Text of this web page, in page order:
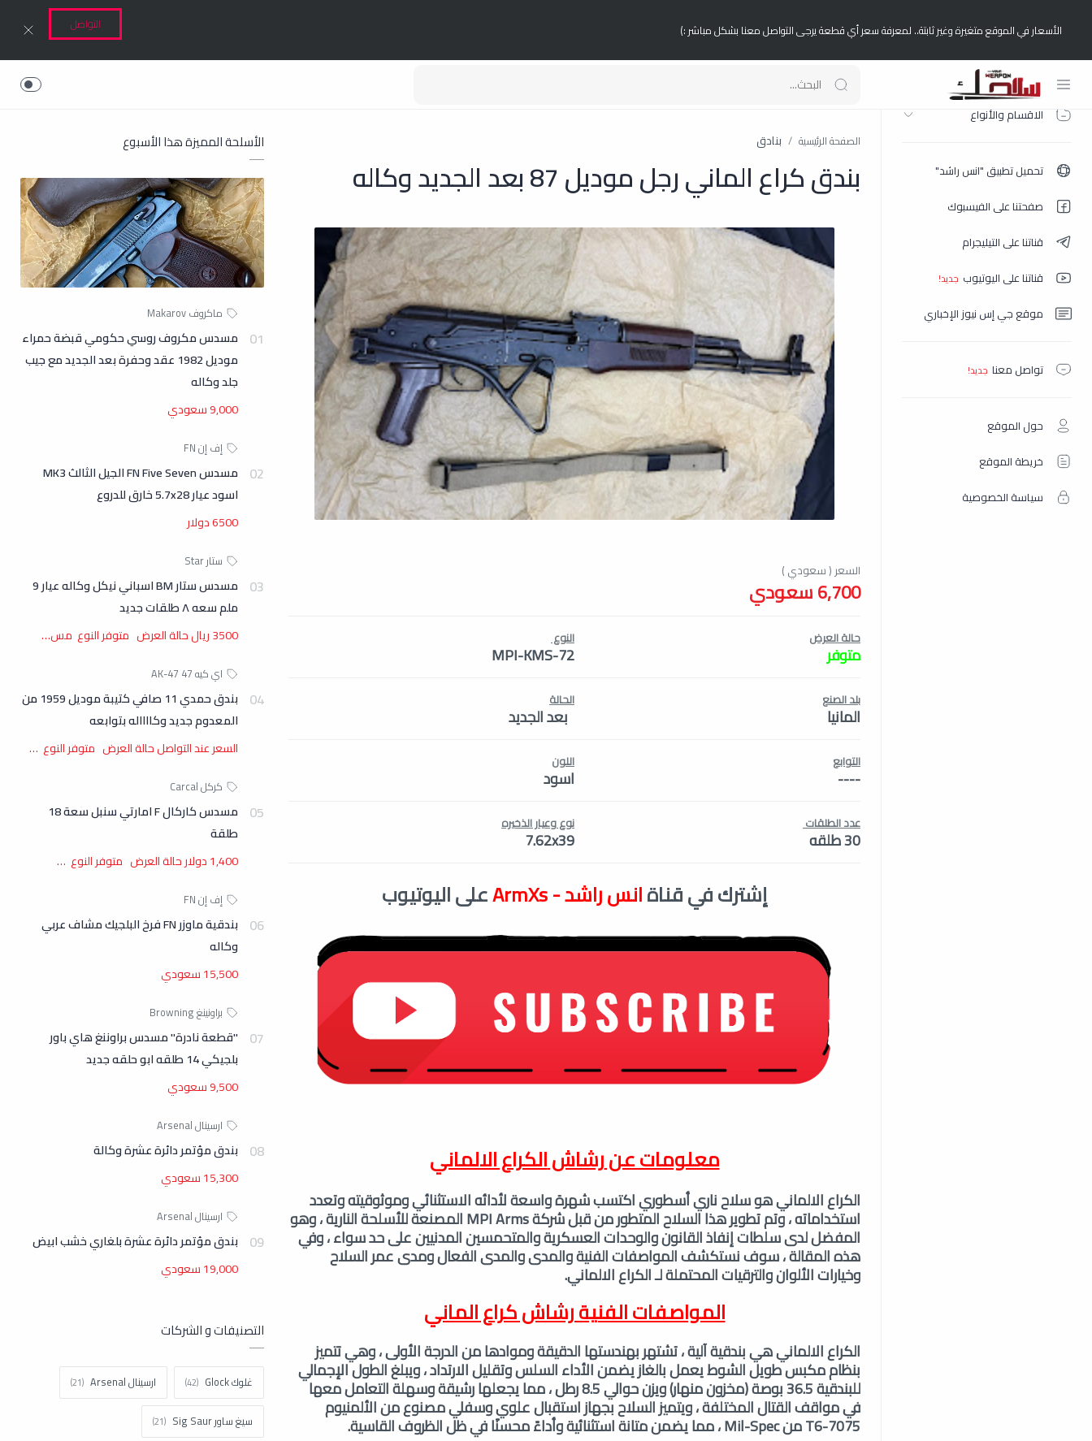
الأسعار في الموقع متغيرة وغير ثابتة.. لمعرفة سعر أي قطعة يرجى التواصل معنا بشكل مباشر :) التواصل
الصفحة الرئيسية
الاقسام والأنواع
تحميل تطبيق "انس راشد"
صفحتنا على الفيسبوك
قناتنا على التيليجرام
قناتنا على اليوتيوب
موقع جي إس نيوز الإخباري
تواصل معنا
حول الموقع
خريطة الموقع
سياسة الخصوصية
الصفحة الرئيسية بنادق
بندق كراع الماني رجل موديل 87 بعد الجديد وكاله
6,700 سعودي
حالة العرض
متوفر
النوع
MPI-KMS-72
بلد الصنع
المانيا
الحالة
بعد الجديد
التوابع
----
اللون
اسود
عدد الطلقات
30 طلقه
نوع وعيار الذخيره
7.62x39
إشترك في قناةانس راشد - ArmXs على اليوتيوب
معلومات عنرشاشالكراع الالماني
الكراع الالماني هو سلاح ناري أسطوري اكتسب شهرة واسعة لأدائه الاستثنائي وموثوقيته وتعدد
استخداماته ، وتم تطوير هذا السلاح المتطور من قبل شركة MPI Arms المصنعة للأسلحة النارية ، وهو
المفضل لدى سلطات إنفاذ القانون والوحدات العسكرية والمتحمسين المدنيين على حد سواء ، وفي
هذه المقالة ، سوف نستكشف المواصفات الفنية والمدى والمدى الفعال ومدى عمر السلاح
وخيارات الألوان والترقيات المحتملة لـ الكراع الالماني.
المواصفات الفنية رشاش كراع الماني
الكراع الالماني هي بندقية آلية ، تشتهر بهندستها الدقيقة وموادها من الدرجة الأولى ، وهي تتميز
بنظام مكبس طويل الشوط يعمل بالغاز يضمن الأداء السلس وتقليل الارتداد ، ويبلغ الطول الإجمالي
للبندقية 36.5 بوصة (مخزون منهار) ويزن حوالي 8.5 رطل ، مما يجعلها رشيقة وسهلة التعامل معها
في مواقف القتال المختلفة ، ويتميز السلاح بجهاز استقبال علوي وسفلي مصنوع من الألمنيوم
7075-T6 من Mil-Spec ، مما يضمن متانة استثنائية وأداءً محسنًا في ظل الظروف القاسية.
الأسلحة المميزة هذا الأسبوع
مسدس مكروف روسي حكومي قبضة حمراء
موديل 1982 عقد وحفرة بعد الجديد مع جيب
جلد وكاله
9,000 سعودي
مسدس FN Five Seven الجيل الثالث MK3
اسود عيار 5.7x28 خارق للدروع
6500 دولار
مسدس ستار BM اسباني نيكل وكاله عيار 9
ملم سعه ٨ طلقات جديد
3500 ريال حالة العرض متوفر النوع مس…
بندق حمدي 11 صافي كتيبة موديل 1959 من
المعدوم جديد وكااااله بتوابعه
السعر عند التواصل حالة العرض متوفر النوع …
مسدس كاركال F امارتي سنبل سعة 18
طلقة
1,400 دولار حالة العرض متوفر النوع …
بندقية ماوزر FN فرخ البلجيك مشاف عربي
وكاله
15,500 سعودي
"قطعة نادرة" مسدس براوننغ هاي باور
بلجيكي 14 طلقه ابو حلقه جديد
9,500 سعودي
بندق مؤتمر دائرة عشرة وكالة
15,300 سعودي
بندق مؤتمر دائرة عشرة بلغاري خشب ابيض
19,000 سعودي
التصنيفات و الشركات
غلوك Glock ارسينال Arsenal
سيغ ساور Sig Saur